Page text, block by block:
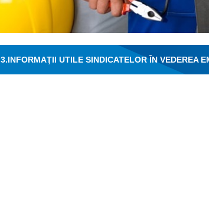
3.INFORMAŢII UTILE SINDICATELOR ÎN VEDEREA